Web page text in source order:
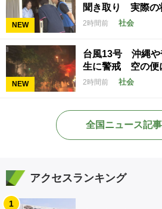
NEW
聞き取り 実際の
2時間前 社会
NEW
台風13号 沖縄
生に警戒 空の便
2時間前 社会
全国ニュース記
アクセスランキング
1